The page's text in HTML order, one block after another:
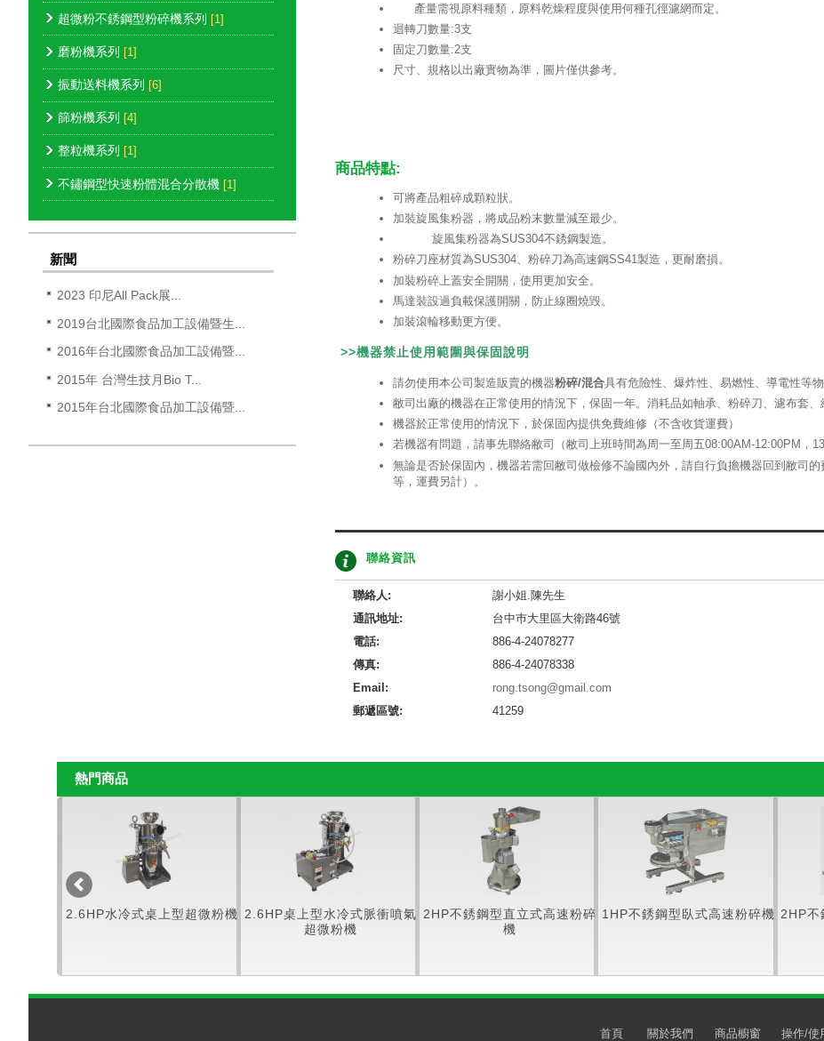
超微粉不銹鋼型粉碎機系列 [1]
磨粉機系列 [1]
振動送料機系列 [6]
篩粉機系列 [4]
整粒機系列 [1]
不鏽鋼型快速粉體混合分散機 [1]
新聞
2023 印尼All Pack展...
2019台北國際食品加工設備暨生...
2016年台北國際食品加工設備暨...
2015年 台灣生技月Bio T...
2015年台北國際食品加工設備暨...
產量需視原料種類，原料乾燥程度與使用何種孔徑濾網而定。
迴轉刀數量:3支
固定刀數量:2支
尺寸、規格以出廠實物為準，圖片僅供參考。
商品特點:
可將產品粗碎成顆粒狀。
加裝旋風集粉器，將成品粉末數量減至最少。
旋風集粉器為SUS304不銹鋼製造。
粉碎刀座材質為SUS304、粉碎刀為高速鋼SS41製造，更耐磨損。
加裝粉碎上蓋安全開關，使用更加安全。
馬達裝設過負載保護開關，防止線圈燒毀。
加裝滾輪移動更方便。
>>機器禁止使用範圍與保固說明
請勿使用本公司製造販賣的機器粉碎/混合具有危險性、爆炸性、易燃性、導電性等
敝司出廠的機器在正常使用的情況下，保固一年。消耗品如軸承、粉碎刀、濾布套、
機器於正常使用的情況下，於保固內提供免費維修（不含收貨運費）
若機器有問題，請事先聯絡敝司（敝司上班時間為周一至周五08:00AM-12:00PM，
無論是否於保固內，機器若需回敝司做檢修不論國內外，請自行負擔機器回到敝司
等，運費另計）。
聯絡資訊
聯絡人:
謝小姐.陳先生
通訊地址:
台中巿大里區大衛路46號
電話:
886-4-24078277
傳真:
886-4-24078338
Email:
rong.tsong@gmail.com
郵遞區號:
41259
熱門商品
2.6HP水冷式桌上型超微粉機
2.6HP桌上型水冷式脈衝噴氣
超微粉機
2HP不銹鋼型直立式高速粉碎
機
1HP不銹鋼型臥式高速粉碎機 2HP不
首頁 關於我們 商品櫥窗 操作/使